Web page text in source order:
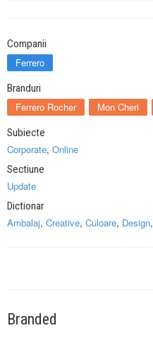
Companii
Ferrero
Branduri
Ferrero Rocher Mon Cheri
Subiecte
Corporate, Online
Sectiune
Update
Dictionar
Ambalaj, Creative, Culoare, Design,
Branded